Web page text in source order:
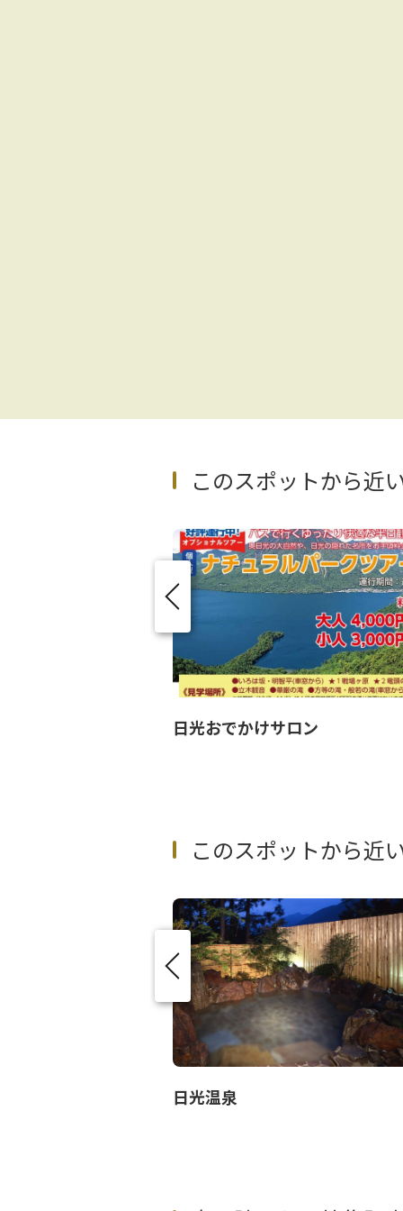
このスポットから近
日光おでかけサロン
このスポットから近
日光温泉